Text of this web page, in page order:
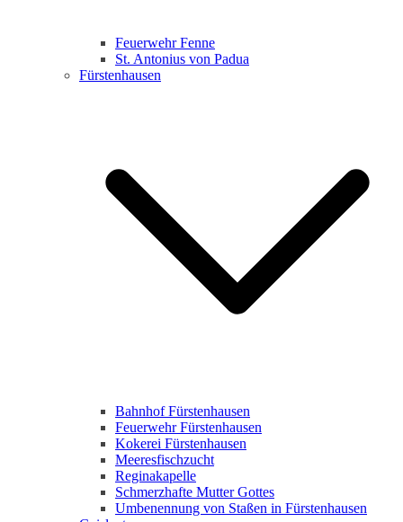
Feuerwehr Fenne
St. Antonius von Padua
Fürstenhausen
Bahnhof Fürstenhausen
Feuerwehr Fürstenhausen
Kokerei Fürstenhausen
Meeresfischzucht
Reginakapelle
Schmerzhafte Mutter Gottes
Umbenennung von Staßen in Fürstenhausen